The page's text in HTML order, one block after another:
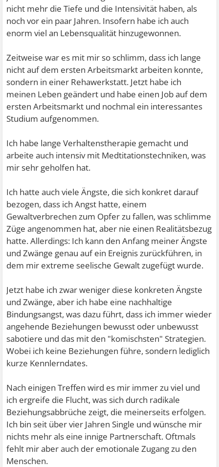
nicht mehr die Tiefe und die Intensivität haben, als
noch vor ein paar Jahren. Insofern habe ich auch
enorm viel an Lebensqualität hinzugewonnen.
Zeitweise war es mit mir so schlimm, dass ich lange
nicht auf dem ersten Arbeitsmarkt arbeiten konnte,
sondern in einer Rehawerkstatt. Jetzt habe ich
meinen Leben geändert und habe einen Job auf dem
ersten Arbeitsmarkt und nochmal ein interessantes
Studium aufgenommen.
Ich habe lange Verhaltenstherapie gemacht und
arbeite auch intensiv mit Medtitationstechniken, was
mir sehr geholfen hat.
Ich hatte auch viele Ängste, die sich konkret darauf
bezogen, dass ich Angst hatte, einem
Gewaltverbrechen zum Opfer zu fallen, was schlimme
Züge angenommen hat, aber nie einen Realitätsbezug
hatte. Allerdings: Ich kann den Anfang meiner Ängste
und Zwänge genau auf ein Ereignis zurückführen, in
dem mir extreme seelische Gewalt zugefügt wurde.
Jetzt habe ich zwar weniger diese konkreten Ängste
und Zwänge, aber ich habe eine nachhaltige
Bindungsangst, was dazu führt, dass ich immer wieder
angehende Beziehungen bewusst oder unbewusst
sabotiere und das mit den "komischsten" Strategien.
Wobei ich keine Beziehungen führe, sondern lediglich
kurze Kennlerndates.
Nach einigen Treffen wird es mir immer zu viel und
ich ergreife die Flucht, was sich durch radikale
Beziehungsabbrüche zeigt, die meinerseits erfolgen.
Ich bin seit über vier Jahren Single und wünsche mir
nichts mehr als eine innige Partnerschaft. Oftmals
fehlt mir aber auch der emotionale Zugang zu den
Menschen.